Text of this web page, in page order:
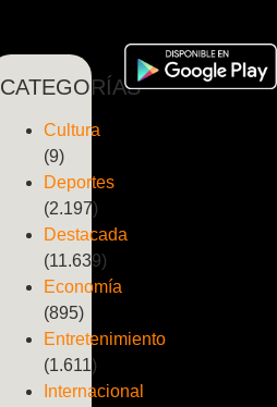
CATEGORÍAS
Cultura
(9)
Deportes
(2.197)
Destacada
(11.639)
Economía
(895)
Entretenimiento
(1.611)
Internacional